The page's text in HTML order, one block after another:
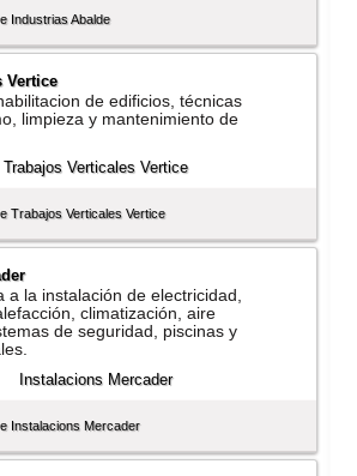
Industrias Abalde
Vertice
de edificios, técnicas
limpieza y mantenimiento de
Trabajos Verticales Vertice
a la instalación de electricidad,
climatización, aire
de seguridad, piscinas y
Instalacions Mercader